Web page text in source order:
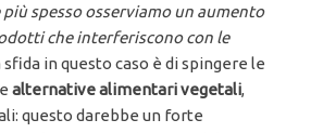
spesso osserviamo un aumento
che interferiscono con le
sfida in questo caso è di spingere le
alternative alimentari vegetali,
questo darebbe un forte